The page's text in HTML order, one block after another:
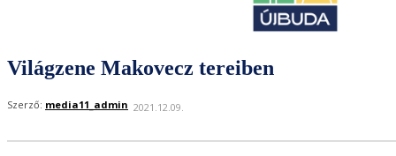
Világzene Makovecz tereiben
Szerző: media11_admin 2021.12.09.